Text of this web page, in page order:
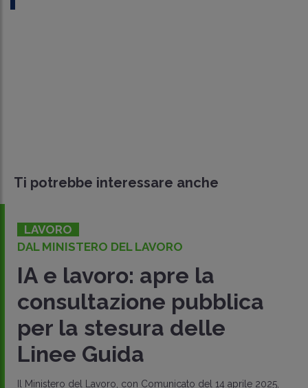
Ti potrebbe interessare anche
LAVORO
DAL MINISTERO DEL LAVORO
IA e lavoro: apre la
consultazione pubblica
per la stesura delle
Linee Guida
Il Ministero del Lavoro, con Comunicato del 14 aprile 2025,